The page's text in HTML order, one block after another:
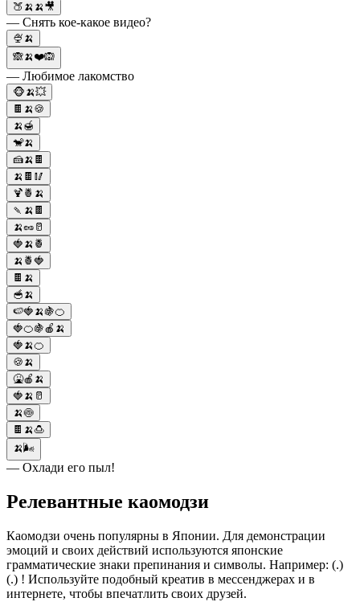
🍑🍌🍌🎥
— Снять кое-какое видео?
🍨🍌
🙈🍌❤️🙉
— Любимое лакомство
🐵🍌💥
🍫🍌🍪
🍌🍯
🐒🍌
🍰🍌🍫
🍌🍫🥢
🍹🍍🍌
🍡🍌🍫
🍌🥜🥛
🍓🍌🍍
🍌🍍🍓
🍫🍌
🥣🍌
🍉🍓🍌🍇🍊
🍓🍊🍇🍎🍌
🍓🍌🍊
🍪🍌
🤮🍎🍌
🍓🍌🥛
🍌🍥
🍫🍌🍮
🍌🌬
— Охлади его пыл!
Релевантные каомодзи
Каомодзи очень популярны в Японии. Для демонстрации
эмоций и своих действий используются японские
грамматические знаки препинания и символы. Например: (.)
(.) ! Используйте подобный креатив в мессенджерах и в
интернете, чтобы впечатлить своих друзей.